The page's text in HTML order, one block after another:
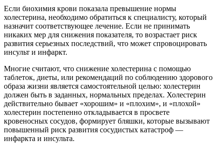
Если биохимия крови показала превышение нормы
холестерина, необходимо обратиться к специалисту, который
назначит соответствующее лечение. Если не принимать
никаких мер для снижения показателя, то возрастает риск
развития серьезных последствий, что может спровоцировать
инсульт и инфаркт.
Многие считают, что снижение холестерина с помощью
таблеток, диеты, или рекомендаций по соблюдению здорового
образа жизни является самостоятельной целью: холестерин
должен быть в заданных, нормальных пределах. Холестерин
действительно бывает «хорошим» и «плохим», и «плохой»
холестерин постепенно откладывается в просвете
кровеносных сосудов, формирует бляшки, которые вызывают
повышенный риск развития сосудистых катастроф —
инфаркта и инсульта.